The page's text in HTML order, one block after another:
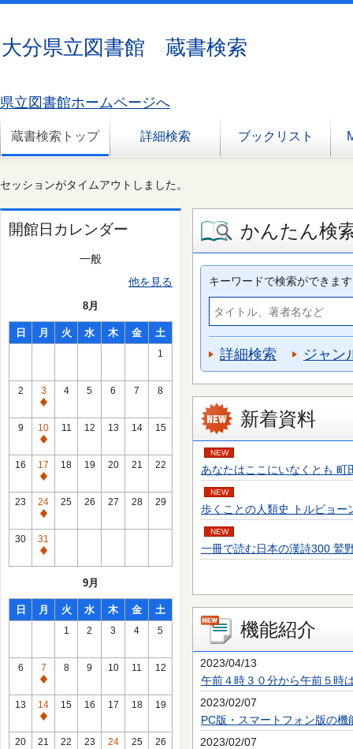
大分県立図書館 蔵書検索
県立図書館ホームページへ
蔵書検索トップ 詳細検索 ブックリスト
セッションがタイムアウトしました。
開館日カレンダー
一般
他を見る
8月
日 月 火 水 木 金 土
1
2
3
通
常
休
館
日
4 5 6 7 8
9
10
通
常
休
館
日
11 12 13 14 15
16
17
通
常
休
館
日
18 19 20 21 22
23
24
通
常
休
館
25 26 27 28 29
30
31
通
館
日
9月
日 月 火 水 木 金 土
1 2 3 4 5
6
7
通
常
休
館
8 9 10 11 12
13
14
通
常
15 16 17 18 19
20 21 22 23
24
25 26
かんたん検
キーワードで検索ができます
詳細検索 ジャン
新着資料
NEW
あなたはここにいなくとも
NEW
歩くことの人類史 トルビョ
NEW
一冊で読む日本の漢詩300 鷲
機能紹介
2023/04/13
午前４時３０分から午前５時
2023/02/07
PC版・スマートフォン版の機
2023/02/07